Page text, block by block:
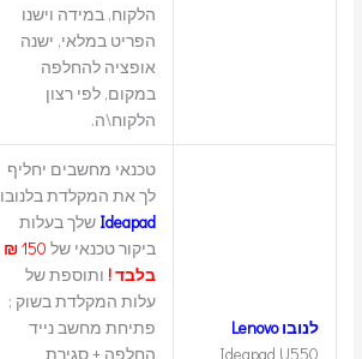
הלקוח, במידה וישנו
הפריט במלאי, ישנה
אופציה להחלפה
במקום, לפי רצון
הלקוח\ה.
לנובו Lenovo
Ideapad U550
טכנאי מחשבים יחליף
לך את המקלדת בלנובו
Ideapad שלך בעלות
ביקור טכנאי של 150
₪
בלבד ! ותוספת של
עלות המקלדת בשוק ;
פתיחת מחשב נייד
החלפה + סגירת